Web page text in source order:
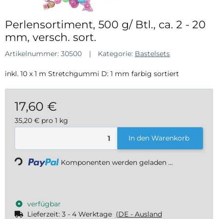
Perlensortiment, 500 g/ Btl., ca. 2 - 20
mm, versch. sort.
Artikelnummer: 30500 Kategorie: Bastelsets
inkl. 10 x 1 m Stretchgummi D: 1 mm farbig sortiert
17,60 €
35,20 € pro 1 kg
inkl. 19% USt. , zzgl.
In den Warenkorb
Loading... Komponenten werden geladen ...
verfügbar
Lieferzeit: 3 - 4 Werktage (DE - Ausland